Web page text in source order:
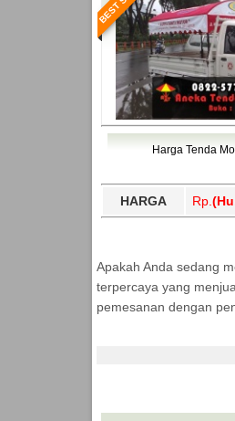
Harga Tenda
HARGA Rp.
Apakah Anda sedang
terpercaya yang
pemesanan dengan